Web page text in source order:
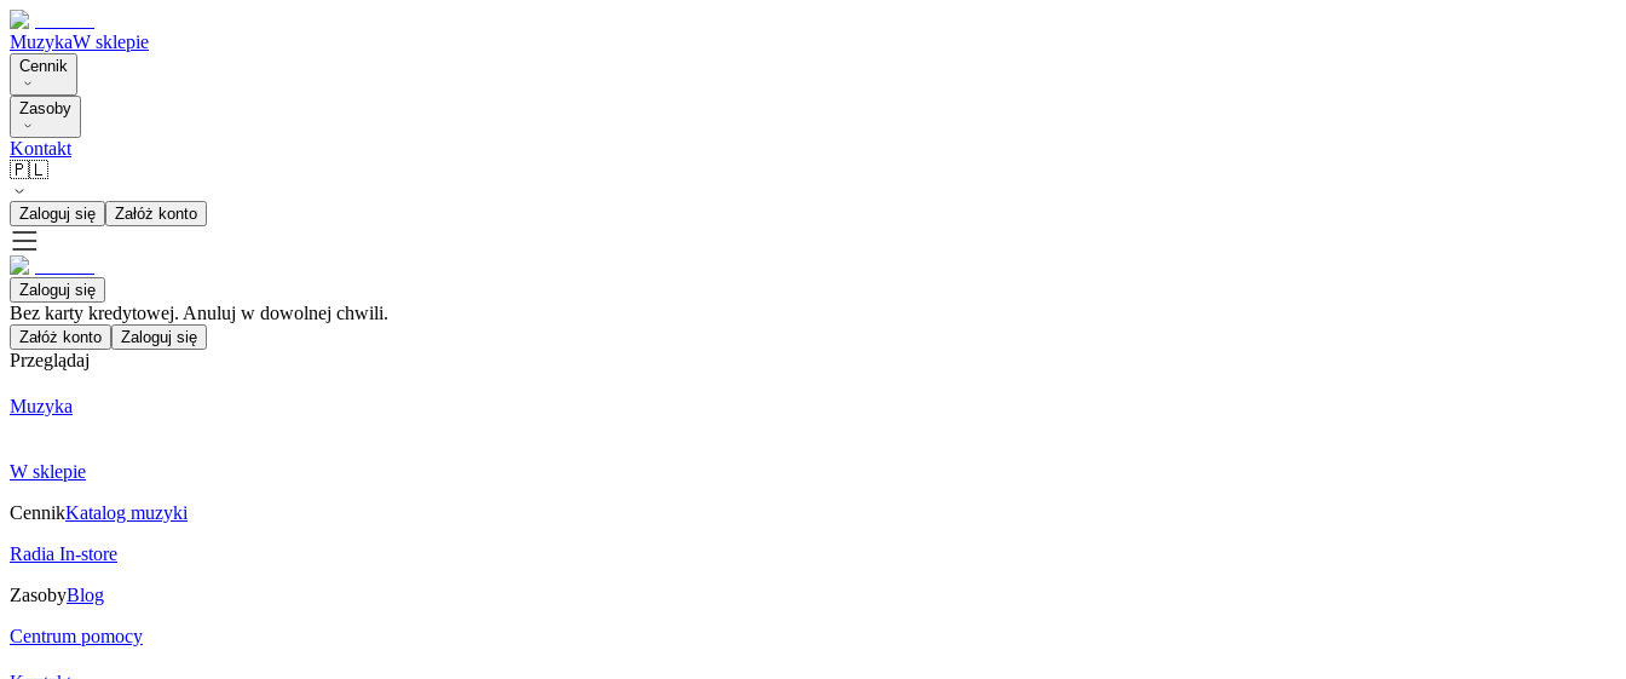
MuzykaW sklepie
Cennik
Zasoby
Kontakt
🇵🇱
Zaloguj się Załóż konto
Zaloguj się
Bez karty kredytowej. Anuluj w dowolnej chwili.
Załóż konto Zaloguj się
Przeglądaj
Muzyka
W sklepie
CennikKatalog muzyki
Radia In-store
ZasobyBlog
Centrum pomocy